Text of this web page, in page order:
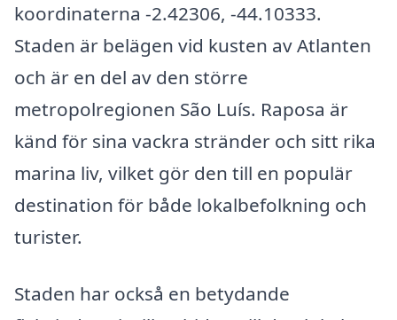
koordinaterna -2.42306, -44.10333.
Staden är belägen vid kusten av Atlanten
och är en del av den större
metropolregionen São Luís. Raposa är
känd för sina vackra stränder och sitt rika
marina liv, vilket gör den till en populär
destination för både lokalbefolkning och
turister.
Staden har också en betydande